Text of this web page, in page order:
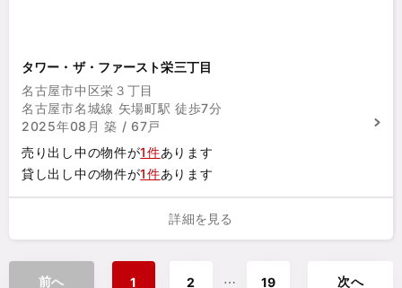
タワー・ザ・ファースト栄三丁目
名古屋市中区栄３丁目
名古屋市名城線 矢場町駅 徒歩7分
2025年08月 築 / 67戸
売り出し中の物件が1件あります
貸し出し中の物件が1件あります
詳細を見る
前へ 1 2 ⋯ 19 次へ